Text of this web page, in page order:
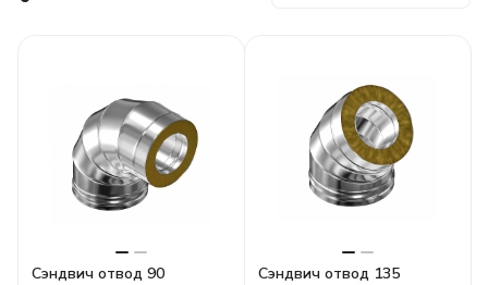
Сэндвич отвод 90 Сэндвич отвод 135